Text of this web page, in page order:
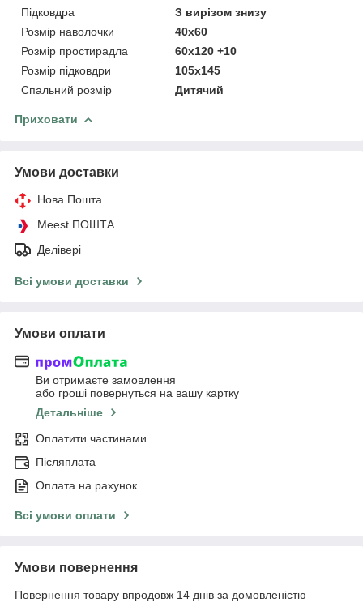
Підковдра
З вирізом знизу
Розмір наволочки
40х60
Розмір простирадла
60х120 +10
Розмір підковдри
105x145
Спальний розмір
Дитячий
Приховати
Умови доставки
Нова Пошта
Meest ПОШТА
Делівері
Всі умови доставки
Умови оплати
Ви отримаєте замовлення
або гроші повернуться на вашу картку
Детальніше
Оплатити частинами
Післяплата
Оплата на рахунок
Всі умови оплати
Умови повернення
Повернення товару впродовж 14 днів за домовленістю